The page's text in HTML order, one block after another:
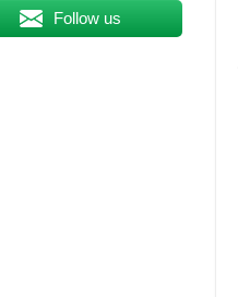
Follow us